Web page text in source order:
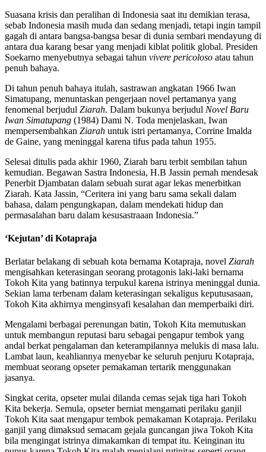
Suasana krisis dan peralihan di Indonesia saat itu demikian terasa,
sebab Indonesia masih muda dan sedang menjadi, tetapi ingin tampil
gagah di antara bangsa-bangsa besar di dunia sembari mendayung di
antara dua karang besar yang menjadi kiblat politik global. Presiden
Soekarno menyebutnya sebagai tahun vivere pericoloso atau tahun
penuh bahaya.
Di tahun penuh bahaya itulah, sastrawan angkatan 1966 Iwan
Simatupang, menuntaskan pengerjaan novel pertamanya yang
fenomenal berjudul Ziarah. Dalam bukunya berjudul Novel Baru
Iwan Simatupang (1984) Dami N. Toda menjelaskan, Iwan
mempersembahkan Ziarah untuk istri pertamanya, Corrine Imalda
de Gaine, yang meninggal karena tifus pada tahun 1955.
Selesai ditulis pada akhir 1960, Ziarah baru terbit sembilan tahun
kemudian. Begawan Sastra Indonesia, H.B Jassin pernah mendesak
Penerbit Djambatan dalam sebuah surat agar lekas menerbitkan
Ziarah. Kata Jassin, “Ceritera ini yang baru sama sekali dalam
bahasa, dalam pengungkapan, dalam mendekati hidup dan
permasalahan baru dalam kesusastraaan Indonesia.”
‘Kejutan’ di Kotapraja
Berlatar belakang di sebuah kota bernama Kotapraja, novel Ziarah
mengisahkan keterasingan seorang protagonis laki-laki bernama
Tokoh Kita yang batinnya terpukul karena istrinya meninggal dunia.
Sekian lama terbenam dalam keterasingan sekaligus keputusasaan,
Tokoh Kita akhirnya menginsyafi kesalahan dan memperbaiki diri.
Mengalami berbagai perenungan batin, Tokoh Kita memutuskan
untuk membangun reputasi baru sebagai pengapur tembok yang
andal berkat pengalaman dan keterampilannya melukis di masa lalu.
Lambat laun, keahliannya menyebar ke seluruh penjuru Kotapraja,
membuat seorang opseter pemakaman tertarik menggunakan
jasanya.
Singkat cerita, opseter mulai dilanda cemas sejak tiga hari Tokoh
Kita bekerja. Semula, opseter berniat mengamati perilaku ganjil
Tokoh Kita saat mengapur tembok pemakaman Kotapraja. Perilaku
ganjil yang dimaksud semacam gejala guncangan jiwa Tokoh Kita
bila mengingat istrinya dimakamkan di tempat itu. Keinginan itu